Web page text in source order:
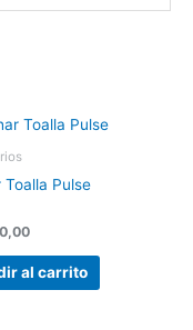
Toalla Pulse
al carrito